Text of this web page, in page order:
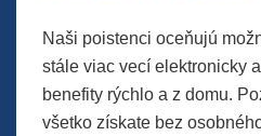
Naši poistenci oceňujú
stále viac vecí elektronicky
benefity rýchlo a z domu.
všetko získate bez